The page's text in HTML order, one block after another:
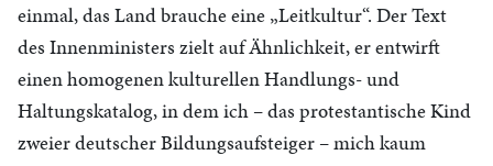
einmal, das Land brauche eine „Leitkultur“. Der Text
des Innenministers zielt auf Ähnlichkeit, er entwirft
einen homogenen kulturellen Handlungs- und
Haltungskatalog, in dem ich – das protestantische Kind
zweier deutscher Bildungsaufsteiger – mich kaum